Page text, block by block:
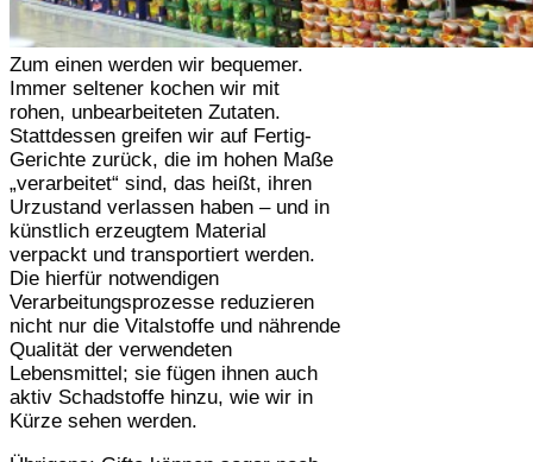
Zum einen werden wir bequemer.
Immer seltener kochen wir mit
rohen, unbearbeiteten Zutaten.
Stattdessen greifen wir auf Fertig-
Gerichte zurück, die im hohen Maße
„verarbeitet“ sind, das heißt, ihren
Urzustand verlassen haben – und in
künstlich erzeugtem Material
verpackt und transportiert werden.
Die hierfür notwendigen
Verarbeitungsprozesse reduzieren
nicht nur die Vitalstoffe und nährende
Qualität der verwendeten
Lebensmittel; sie fügen ihnen auch
aktiv Schadstoffe hinzu, wie wir in
Kürze sehen werden.